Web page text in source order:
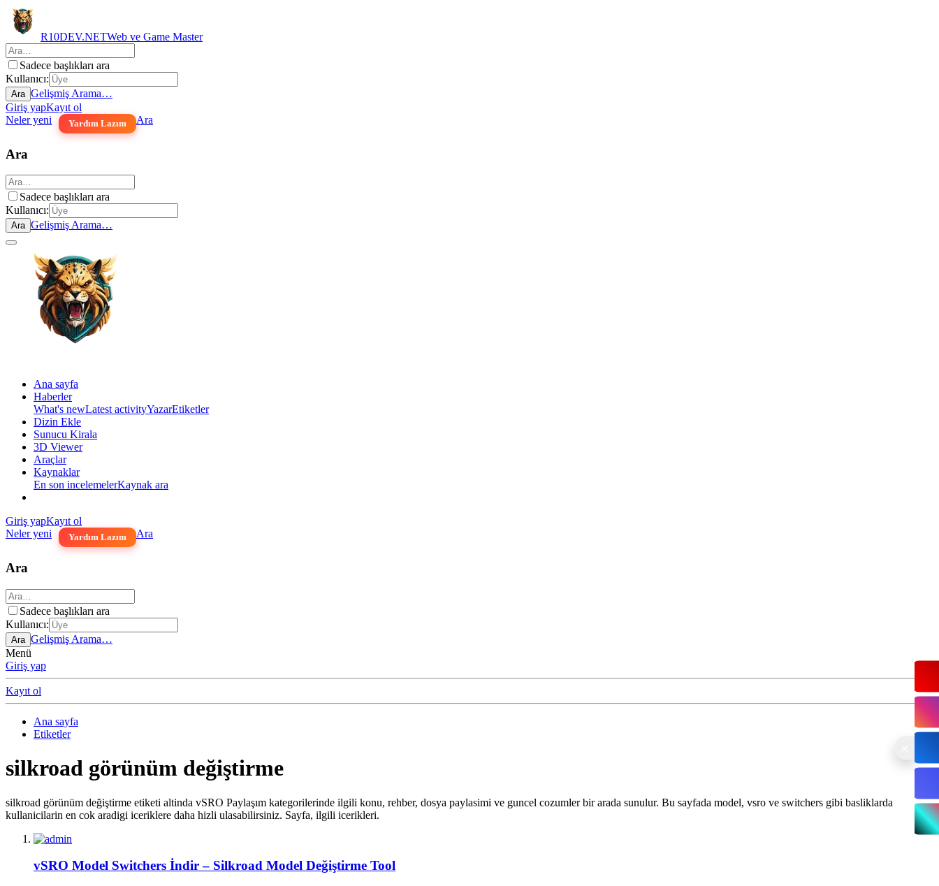
R10DEV.NETWeb ve Game Master
Sadece başlıkları ara
Kullanıcı:
Ara Gelişmiş Arama…
Giriş yapKayıt ol
Neler yeni
Yardım Lazım Ara
Ara
Sadece başlıkları ara
Kullanıcı:
Ara Gelişmiş Arama…
Ana sayfa
Haberler
What's newLatest activityYazarEtiketler
Dizin Ekle
Sunucu Kirala
3D Viewer
Araçlar
Kaynaklar
En son incelemelerKaynak ara
Giriş yapKayıt ol
Neler yeni
Yardım Lazım Ara
Ara
Sadece başlıkları ara
Kullanıcı:
Ara Gelişmiş Arama…
Menü
Giriş yap
Kayıt ol
Ana sayfa
Etiketler
silkroad görünüm değiştirme
silkroad görünüm değiştirme etiketi altinda vSRO Paylaşım kategorilerinde ilgili konu, rehber, dosya paylasimi ve guncel cozumler bir arada sunulur. Bu sayfada model, vsro ve switchers gibi basliklarda
kullanicilarin en cok aradigi iceriklere daha hizli ulasabilirsiniz. Sayfa, ilgili icerikleri.
vSRO Model Switchers İndir – Silkroad Model Değiştirme Tool